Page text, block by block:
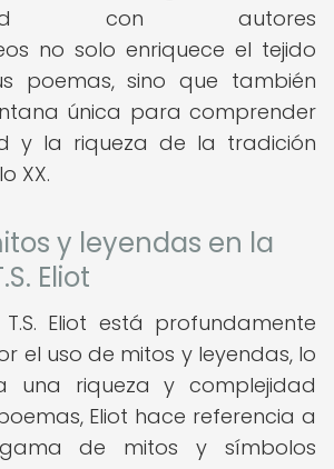
con autores
no solo enriquece el tejido
poemas, sino que también
única para comprender
y la riqueza de la tradición
XX.
y leyendas en la
Eliot
Eliot está profundamente
el uso de mitos y leyendas, lo
una riqueza y complejidad
Eliot hace referencia a
de mitos y símbolos